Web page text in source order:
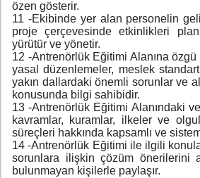
özen gösterir.
11 -Ekibinde yer alan personelin
proje çerçevesinde etkinlikleri
yürütür ve yönetir.
12 -Antrenörlük Eğitimi Alanına özgü
yasal düzenlemeler, meslek
yakın dallardaki önemli sorunlar ve
konusunda bilgi sahibidir.
13 -Antrenörlük Eğitimi Alanındaki
kavramlar, kuramlar, ilkeler ve
süreçleri hakkında kapsamlı ve
14 -Antrenörlük Eğitimi ile ilgili
sorunlara ilişkin çözüm önerilerini
bulunmayan kişilerle paylaşır.